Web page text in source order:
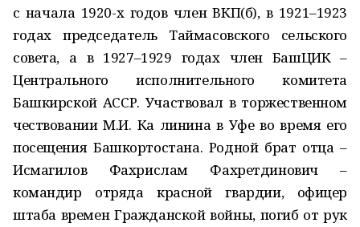
с начала 1920-х годов член ВКП(б), в 1921–1923
годах председатель Таймасовского сельского
совета, а в 1927–1929 годах член БашЦИК –
Центрального исполнительного комитета
Башкирской АССР. Участвовал в торжественном
чествовании М.И. Ка линина в Уфе во время его
посещения Башкортостана. Родной брат отца –
Исмагилов Фахрислам Фахретдинович –
командир отряда красной гвардии, офицер
штаба времен Гражданской войны, погиб от рук